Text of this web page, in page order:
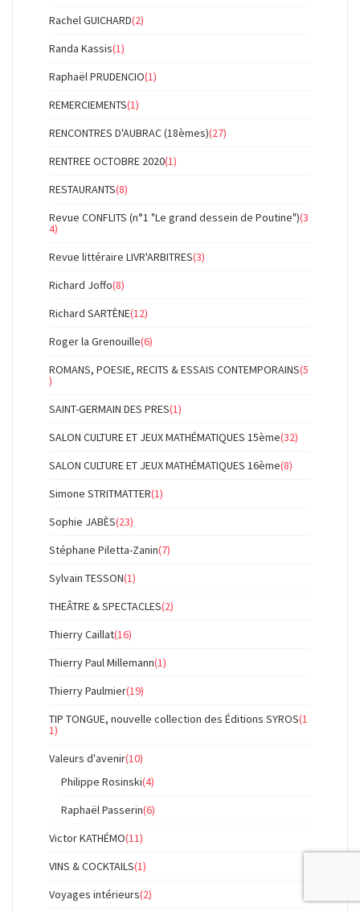
Rachel GUICHARD(2)
Randa Kassis(1)
Raphaël PRUDENCIO(1)
REMERCIEMENTS(1)
RENCONTRES D'AUBRAC (18èmes)(27)
RENTREE OCTOBRE 2020(1)
RESTAURANTS(8)
Revue CONFLITS (n°1 "Le grand dessein de Poutine")(3
4)
Revue littéraire LIVR'ARBITRES(3)
Richard Joffo(8)
Richard SARTÈNE(12)
Roger la Grenouille(6)
ROMANS, POESIE, RECITS & ESSAIS CONTEMPORAINS(5
)
SAINT-GERMAIN DES PRES(1)
SALON CULTURE ET JEUX MATHÉMATIQUES 15ème(32)
SALON CULTURE ET JEUX MATHÉMATIQUES 16ème(8)
Simone STRITMATTER(1)
Sophie JABÈS(23)
Stéphane Piletta-Zanin(7)
Sylvain TESSON(1)
THEÂTRE & SPECTACLES(2)
Thierry Caillat(16)
Thierry Paul Millemann(1)
Thierry Paulmier(19)
TIP TONGUE, nouvelle collection des Éditions SYROS(1
1)
Valeurs d'avenir(10)
Philippe Rosinski(4)
Raphaël Passerin(6)
Victor KATHÉMO(11)
VINS & COCKTAILS(1)
Voyages intérieurs(2)